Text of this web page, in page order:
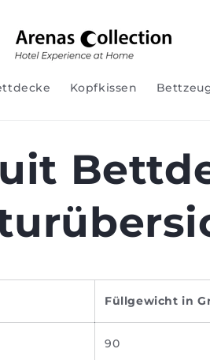
Kopfkissen
Füllgewicht in
90